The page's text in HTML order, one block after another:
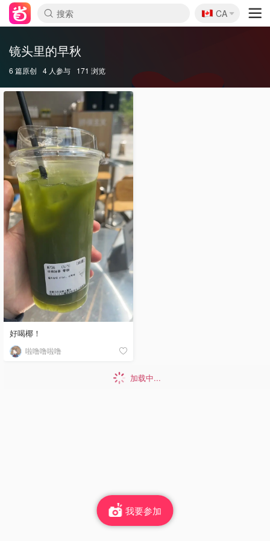
🇨🇦
CA
镜头里的早秋
6 篇原创 4 人参与 171 浏览
好喝椰！
啦噜噜啦噜
加载中...
我要参加